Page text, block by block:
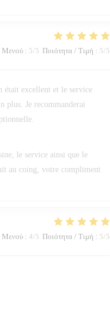
Μενού: 5/5 Ποιότητα / Τιμή : 5/5
était excellent et le service
plus. Je recommanderai
le service ainsi que le
au coing, votre compliment
Μενού: 4/5 Ποιότητα / Τιμή : 5/5